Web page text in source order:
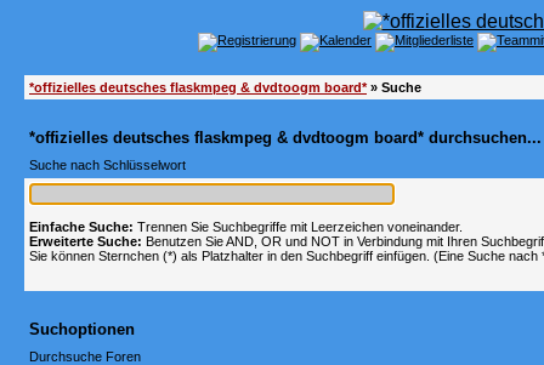
*offizielles deutsches flaskmpeg & dvdtoogm board*» Suche
*offizielles deutsches flaskmpeg & dvdtoogm board* durchsuchen...
Suche nach Schlüsselwort
Einfache Suche: Trennen Sie Suchbegriffe mit Leerzeichen voneinander.
Erweiterte Suche: Benutzen Sie AND, OR und NOT in Verbindung mit Ihren
Sie können Sternchen (*) als Platzhalter in den Suchbegriff einfügen. (Eine Suche
Suchoptionen
Durchsuche Foren